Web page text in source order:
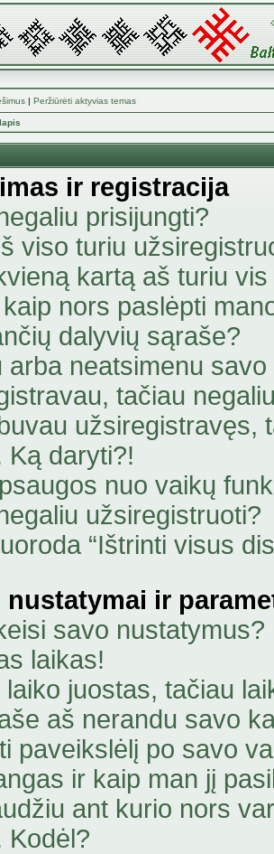
| Peržiūrėti aktyvias temas
ir registracija
prisijungti?
viso turiu
kartą aš turiu
nors paslėpti
dalyvių sąraše?
arba neatsimenu
tačiau
užsiregistravęs,
Ką daryti?!
nuo vaikų
užsiregistruoti?
“Ištrinti visus
nustatymai ir
savo nustatymus?
laikas!
laiko juostas, tačiau
aš nerandu savo
paveikslėlį po savo
ir kaip man jį
ant kurio nors
Kodėl?